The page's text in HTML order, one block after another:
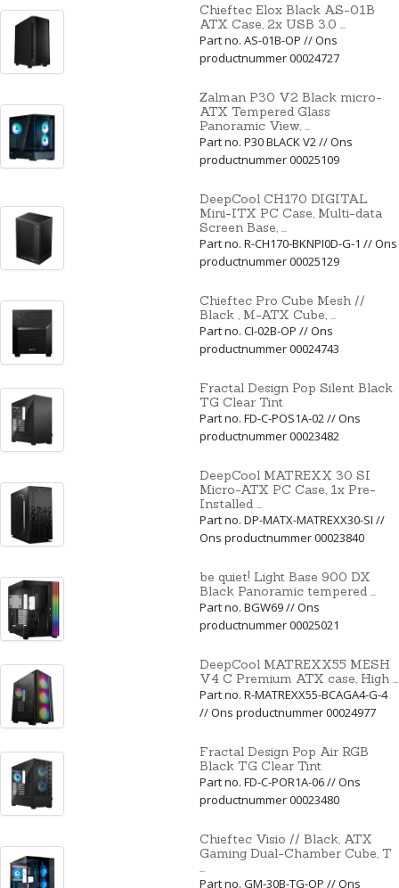
Chieftec Elox Black AS-01B
ATX Case, 2x USB 3.0 ...
Part no. AS-01B-OP // Ons
productnummer 00024727
Zalman P30 V2 Black micro-
ATX Tempered Glass
Panoramic View, ...
Part no. P30 BLACK V2 // Ons
productnummer 00025109
DeepCool CH170 DIGITAL
Mini-ITX PC Case, Multi-data
Screen Base, ...
Part no. R-CH170-BKNPI0D-G-1 // Ons
productnummer 00025129
Chieftec Pro Cube Mesh //
Black , M-ATX Cube, ...
Part no. CI-02B-OP // Ons
productnummer 00024743
Fractal Design Pop Silent Black
TG Clear Tint
Part no. FD-C-POS1A-02 // Ons
productnummer 00023482
DeepCool MATREXX 30 SI
Micro-ATX PC Case, 1x Pre-
Installed ...
Part no. DP-MATX-MATREXX30-SI //
Ons productnummer 00023840
be quiet! Light Base 900 DX
Black Panoramic tempered ...
Part no. BGW69 // Ons
productnummer 00025021
DeepCool MATREXX55 MESH
V4 C Premium ATX case, High ...
Part no. R-MATREXX55-BCAGA4-G-4
// Ons productnummer 00024977
Fractal Design Pop Air RGB
Black TG Clear Tint
Part no. FD-C-POR1A-06 // Ons
productnummer 00023480
Chieftec Visio // Black, ATX
Gaming Dual-Chamber Cube, T
...
Part no. GM-30B-TG-OP // Ons